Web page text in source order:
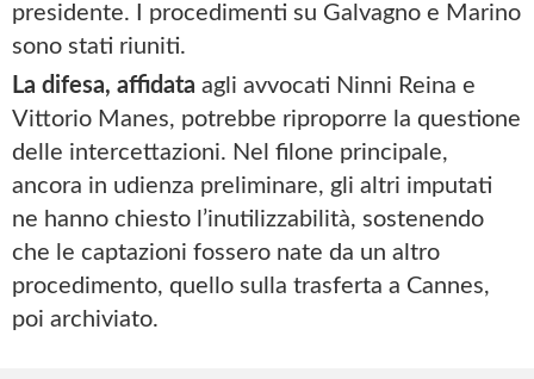
presidente. I procedimenti su Galvagno e Marino
sono stati riuniti.
La difesa, affidata agli avvocati Ninni Reina e
Vittorio Manes, potrebbe riproporre la questione
delle intercettazioni. Nel filone principale,
ancora in udienza preliminare, gli altri imputati
ne hanno chiesto l’inutilizzabilità, sostenendo
che le captazioni fossero nate da un altro
procedimento, quello sulla trasferta a Cannes,
poi archiviato.